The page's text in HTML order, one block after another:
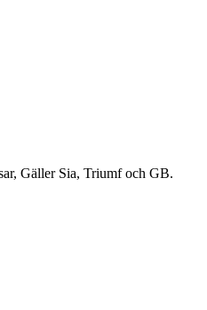
Gäller Sia, Triumf och GB.